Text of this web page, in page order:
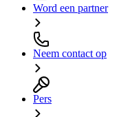
Word een partner
Neem contact op
Pers